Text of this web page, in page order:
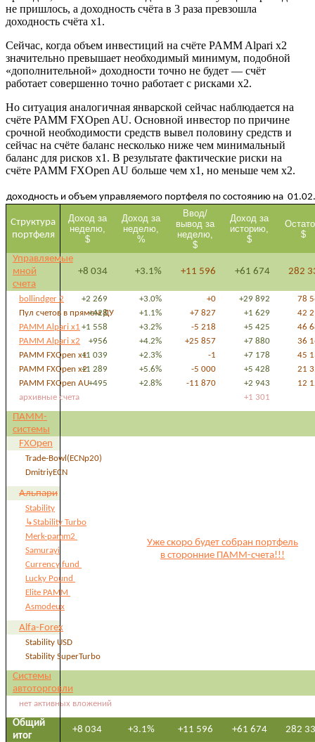
не пришлось, а доходность счёта в 3 раза превзошла
доходность счёта х1.
Сейчас, когда объем инвестиций на счёте PAMM Alpari x2
значительно превышает необходимый минимум, подобной
«дополнительной» доходности точно не будет — счёт
работает совершенно точно работает с рисками х2.
Но ситуация аналогичная январской сейчас наблюдается на
счёте PAMM FXOpen AU. Основной инвестор по причине
срочной необходимости средств вывел половину средств и
сейчас на счёте баланс несколько ниже чем минимальный
баланс для рисков х1. В результате фактические риски на
счёте PAMM FXOpen AU больше чем х1, но меньше чем х2.
доходность и объем управляемого портфеля по состоянию на
Структура
портфеля
Доход за
неделю,
$
Доход за
неделю,
%
Ввод/
вывод за
неделю,
$
Доход за
историю,
$
$
Управляемые
мной
счета
+8 034 +3.1% +11 596 +61 674 282
bollindger 2 +2 269 +3.0% +0 +29 892
78
Пул счетов в прямом ДУ
+428 +1.1% +7 827 +1 629
42
PAMM Alpari x1 +1 558 +3.2% -5 218 +5 425
46
PAMM Alpari x2
+956 +4.2% +25 857 +7 880
36
PAMM FXOpen x1+1 039 +2.3% -1 +7 178
45
PAMM FXOpen x2+1 289 +5.6% -5 000 +5 428
21
PAMM FXOpen AU+495 +2.8% -11 870 +2 943
12
архивные счета
+1 301
ПАММ-
системы
FXOpen
Уже скоро будет собран портфель
в сторонние ПАММ-счета!!!
Trade-Bowl(ECNp20)
DmitriyECN
Альпари
Stability
↳Stability Turbo
Merk-pamm2
Samurayi
Currency fund
Lucky Pound
Elite PAMM
Asmodeux
Alfa-Forex
Stability USD
Stability SuperTurbo
Системы
автоторговли
нет активных вложений
Общий
итог
+8 034 +3.1% +11 596 +61 674 282